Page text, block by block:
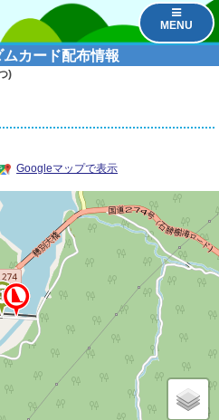
MENU
ムカード配布情報
)
Googleマップで表示